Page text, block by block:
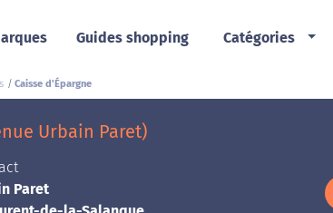
Guides shopping Catégories
Caisse d'Épargne
Urbain Paret)
Paret